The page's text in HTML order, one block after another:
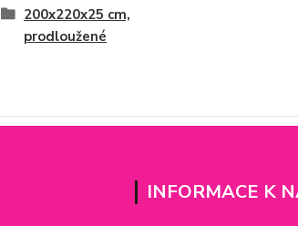
200x220x25 cm,
prodloužené
INFORMACE K